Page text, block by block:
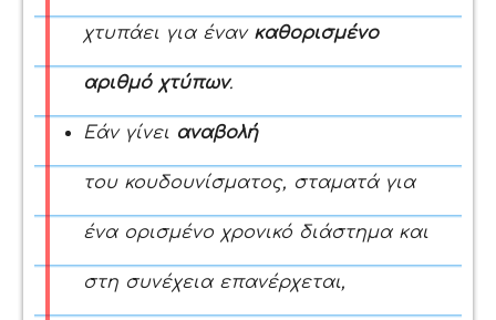
χτυπάει για έναν καθορισμένο
αριθμό χτύπων.
Εάν γίνει αναβολή
του κουδουνίσματος, σταματά για
ένα ορισμένο χρονικό διάστημα και
στη συνέχεια επανέρχεται,